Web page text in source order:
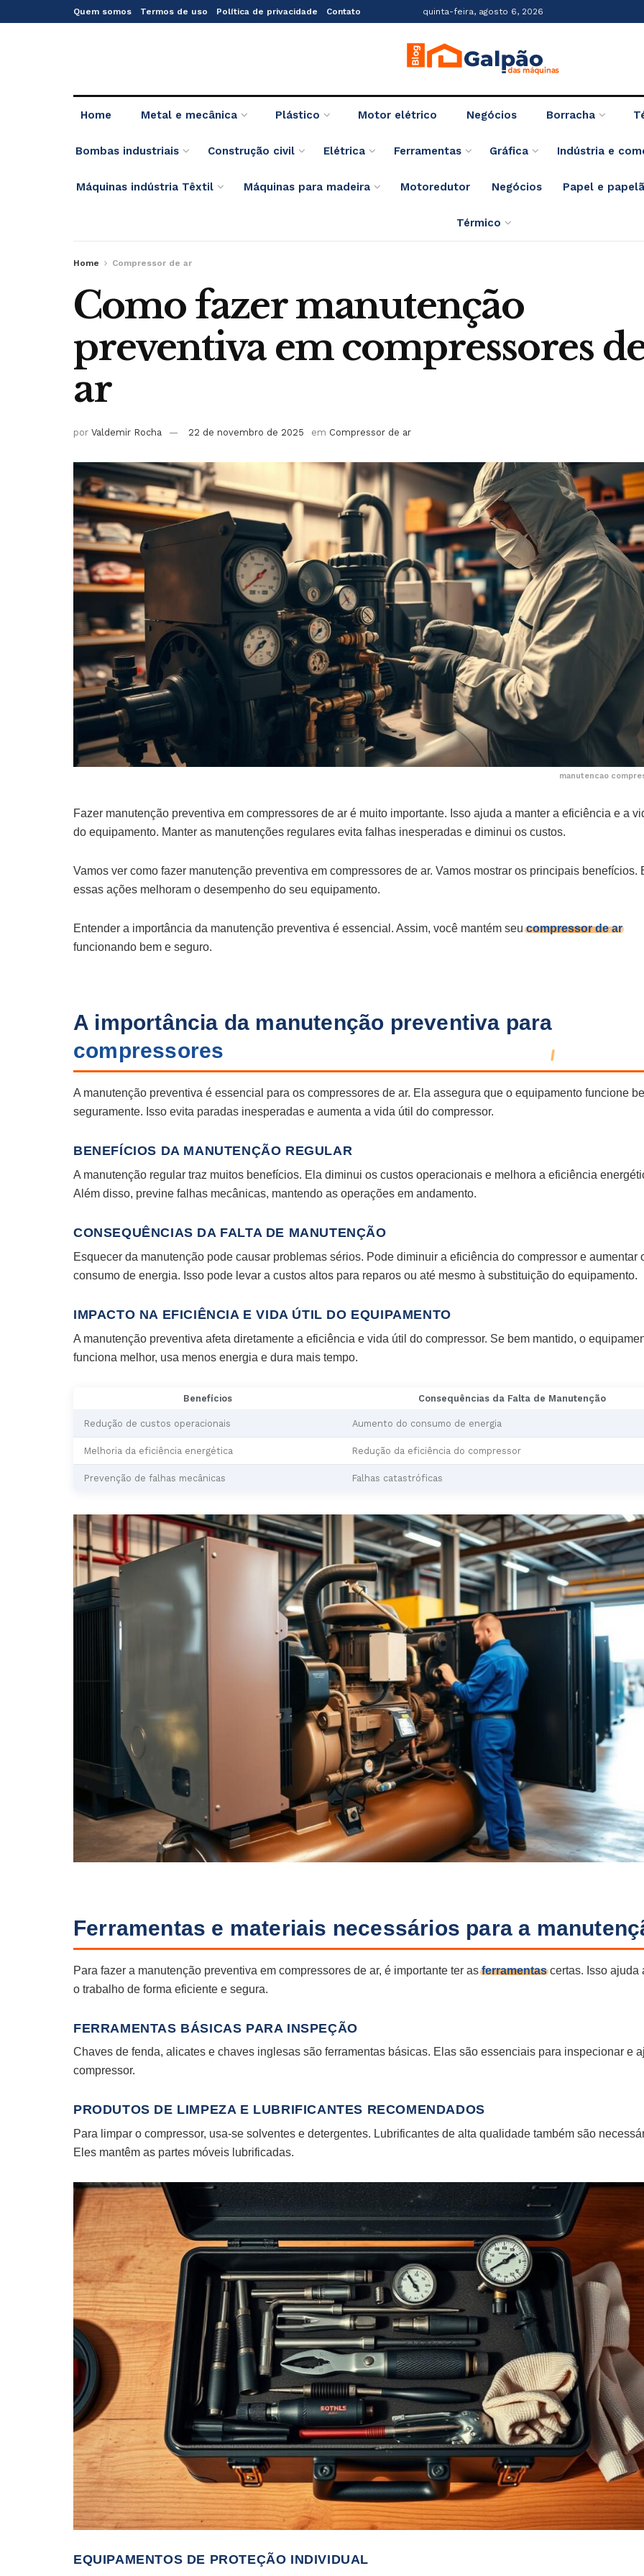
Quem somos Termos de uso Política de privacidade Contato quinta-feira, agosto 6, 2026
Home Metal e mecânica Plástico Motor elétrico Negócios Borracha
Bombas industriais Construção civil Elétrica Ferramentas Gráfica Indústria e
Máquinas indústria Têxtil Máquinas para madeira Motoredutor Negócios Papel e
Térmico
Home Compressor de ar
Como fazer manutenção
preventiva em compressores
ar
por Valdemir Rocha 22 de novembro de 2025 em Compressor de ar
manutencao
Fazer manutenção preventiva em compressores de ar é muito importante. Isso ajuda a manter a eficiência e a
do equipamento. Manter as manutenções regulares evita falhas inesperadas e diminui os custos.
Vamos ver como fazer manutenção preventiva em compressores de ar. Vamos mostrar os principais benefícios.
essas ações melhoram o desempenho do seu equipamento.
Entender a importância da manutenção preventiva é essencial. Assim, você mantém seucompressor de ar
funcionando bem e seguro.
A importância da manutenção preventiva para
compressores
A manutenção preventiva é essencial para os compressores de ar. Ela assegura que o equipamento funcione
seguramente. Isso evita paradas inesperadas e aumenta a vida útil do compressor.
BENEFÍCIOS DA MANUTENÇÃO REGULAR
A manutenção regular traz muitos benefícios. Ela diminui os custos operacionais e melhora a eficiência
Além disso, previne falhas mecânicas, mantendo as operações em andamento.
CONSEQUÊNCIAS DA FALTA DE MANUTENÇÃO
Esquecer da manutenção pode causar problemas sérios. Pode diminuir a eficiência do compressor e aumentar
consumo de energia. Isso pode levar a custos altos para reparos ou até mesmo à substituição do equipamento.
IMPACTO NA EFICIÊNCIA E VIDA ÚTIL DO EQUIPAMENTO
A manutenção preventiva afeta diretamente a eficiência e vida útil do compressor. Se bem mantido, o
funciona melhor, usa menos energia e dura mais tempo.
Benefícios Consequências da Falta de Manutenção
Redução de custos operacionais Aumento do consumo de energia
Melhoria da eficiência energética Redução da eficiência do compressor
Prevenção de falhas mecânicas Falhas catastróficas
Ferramentas e materiais necessários para a
Para fazer a manutenção preventiva em compressores de ar, é importante ter asferramentascertas. Isso ajuda
o trabalho de forma eficiente e segura.
FERRAMENTAS BÁSICAS PARA INSPEÇÃO
Chaves de fenda, alicates e chaves inglesas são ferramentas básicas. Elas são essenciais para inspecionar e
compressor.
PRODUTOS DE LIMPEZA E LUBRIFICANTES RECOMENDADOS
Para limpar o compressor, usa-se solventes e detergentes. Lubrificantes de alta qualidade também são
Eles mantêm as partes móveis lubrificadas.
EQUIPAMENTOS DE PROTEÇÃO INDIVIDUAL